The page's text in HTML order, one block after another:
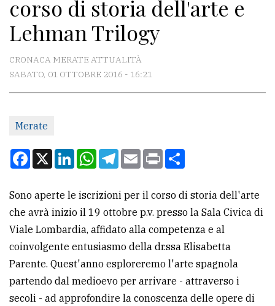
Meteo
CONTATTI
Scrivici
Per
la
pubblicità
CERCA
Cerca
per
corso di storia dell'arte e
Lehman Trilogy
CRONACA MERATE ATTUALITÀ
SABATO, 01 OTTOBRE 2016 - 16:21
Merate
Facebook
X LinkedInWhatsApp
Telegram
EmailPrint
Sono aperte le iscrizioni per il corso di storia dell'arte
che avrà inizio il 19 ottobre p.v. presso la Sala Civica di
Viale Lombardia, affidato alla competenza e al
coinvolgente entusiasmo della dr.ssa Elisabetta
Parente. Quest'anno esploreremo l'arte spagnola
partendo dal medioevo per arrivare - attraverso i
secoli - ad approfondire la conoscenza delle opere di